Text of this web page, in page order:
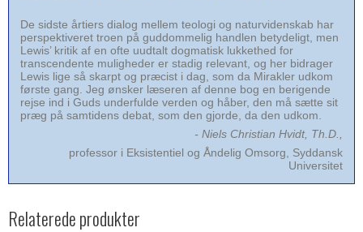
De sidste årtiers dialog mellem teologi og naturvidenskab har
perspektiveret troen på guddommelig handlen betydeligt, men
Lewis’ kritik af en ofte uudtalt dogmatisk lukkethed for
transcendente muligheder er stadig relevant, og her bidrager
Lewis lige så skarpt og præcist i dag, som da Mirakler udkom
første gang. Jeg ønsker læseren af denne bog en berigende
rejse ind i Guds underfulde verden og håber, den må sætte sit
præg på samtidens debat, som den gjorde, da den udkom.
- Niels Christian Hvidt, Th.D.,
professor i Eksistentiel og Åndelig Omsorg, Syddansk
Universitet
Relaterede produkter